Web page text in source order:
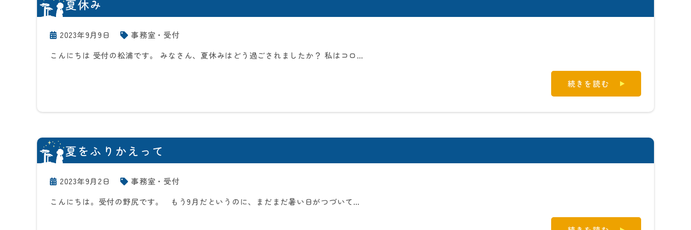
夏休み
2023年9月9日
事務室・受付
こんにちは 受付の松浦です。 みなさん、夏休みはどう過ごされましたか？ 私はコロ…
続きを読む
夏をふりかえって
2023年9月2日
事務室・受付
こんにちは。受付の野尻です。 もう9月だというのに、まだまだ暑い日がつづいて…